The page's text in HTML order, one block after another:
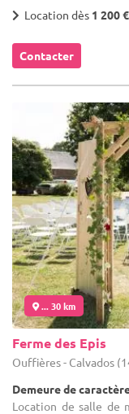
Location dès 1 200 €
Contacter
... 30 km
Ferme des Epis
Ouffières - Calvados
Demeure de
Location de salle de